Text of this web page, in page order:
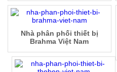
Nhà phân phối thiết bị
Brahma Việt Nam